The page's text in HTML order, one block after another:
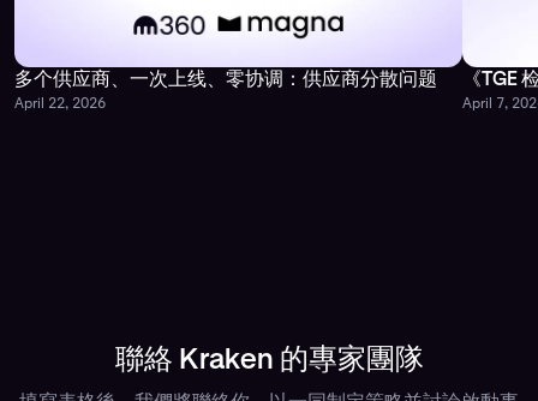
多个供应商、一次上线、零协调：供应商分散问题
April 22, 2026
《TGE
April 7,
聯絡 Kraken 的專家團隊